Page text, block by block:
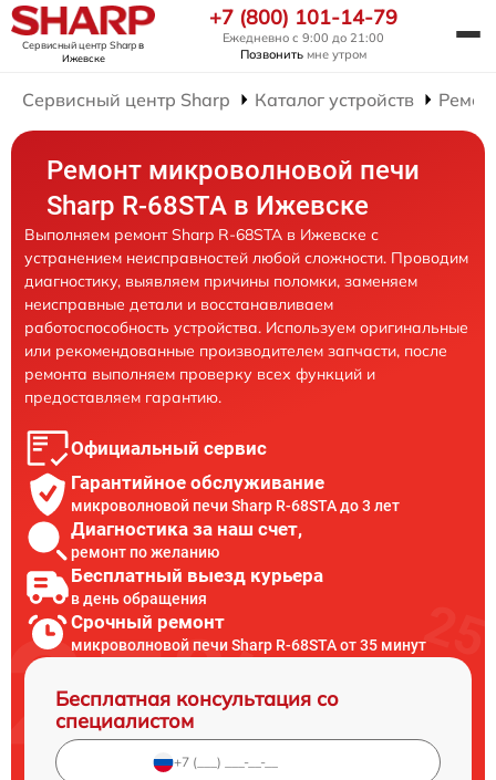
Сервисный центр Sharpв
Ижевске
+7 (800) 101-14-79
Ежедневно с 9:00 до 21:00
Позвонить мне утром
Сервисный центр Sharp Каталог устройств
Ремонт микроволновой печи
Sharp R-68STA в Ижевске
Выполняем ремонт Sharp R-68STA в Ижевске с
устранением неисправностей любой сложности. Проводим
диагностику, выявляем причины поломки, заменяем
неисправные детали и восстанавливаем
работоспособность устройства. Используем оригинальные
или рекомендованные производителем запчасти, после
ремонта выполняем проверку всех функций и
предоставляем гарантию.
Официальный сервис
Гарантийное обслуживание
микроволновой печи Sharp R-68STA до 3 лет
Диагностика за наш счет,
ремонт по желанию
Бесплатный выезд курьера
в день обращения
Срочный ремонт
микроволновой печи Sharp R-68STA от 35 минут
Бесплатная консультация со
специалистом